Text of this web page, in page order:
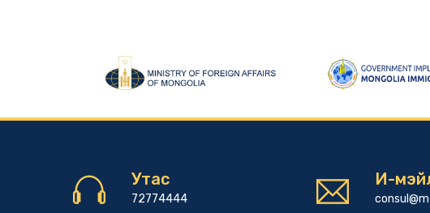
Утас
72774444
И-